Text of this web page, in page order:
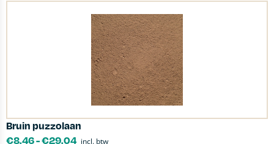
Bruin puzzolaan
€8.46-€29.04 incl. btw